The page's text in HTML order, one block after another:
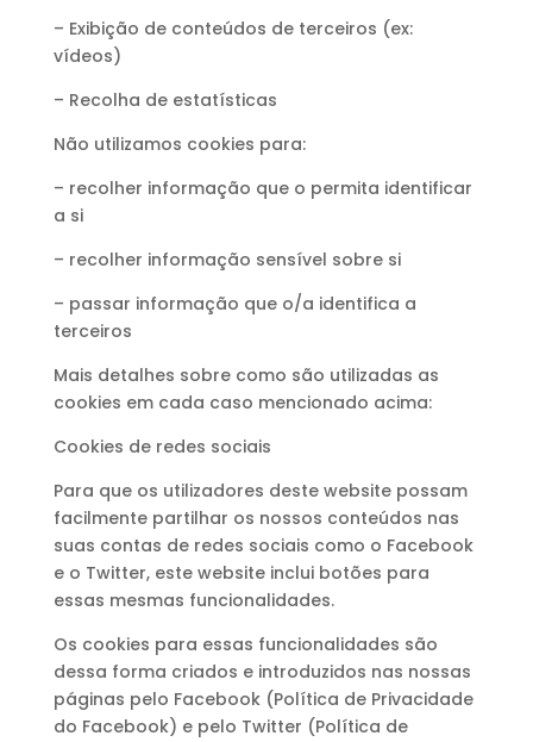
– Exibição de conteúdos de terceiros (ex:
vídeos)
– Recolha de estatísticas
Não utilizamos cookies para:
– recolher informação que o permita identificar
a si
– recolher informação sensível sobre si
– passar informação que o/a identifica a
terceiros
Mais detalhes sobre como são utilizadas as
cookies em cada caso mencionado acima:
Cookies de redes sociais
Para que os utilizadores deste website possam
facilmente partilhar os nossos conteúdos nas
suas contas de redes sociais como o Facebook
e o Twitter, este website inclui botões para
essas mesmas funcionalidades.
Os cookies para essas funcionalidades são
dessa forma criados e introduzidos nas nossas
páginas pelo Facebook (Política de Privacidade
do Facebook) e pelo Twitter (Política de